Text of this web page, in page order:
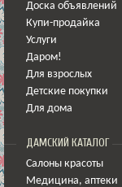
Доска объявлений
Купи-продайка
Услуги
Даром!
Для взрослых
Детские покупки
Для дома
ДАМСКИЙ КАТАЛОГ
Салоны красоты
Медицина, аптеки